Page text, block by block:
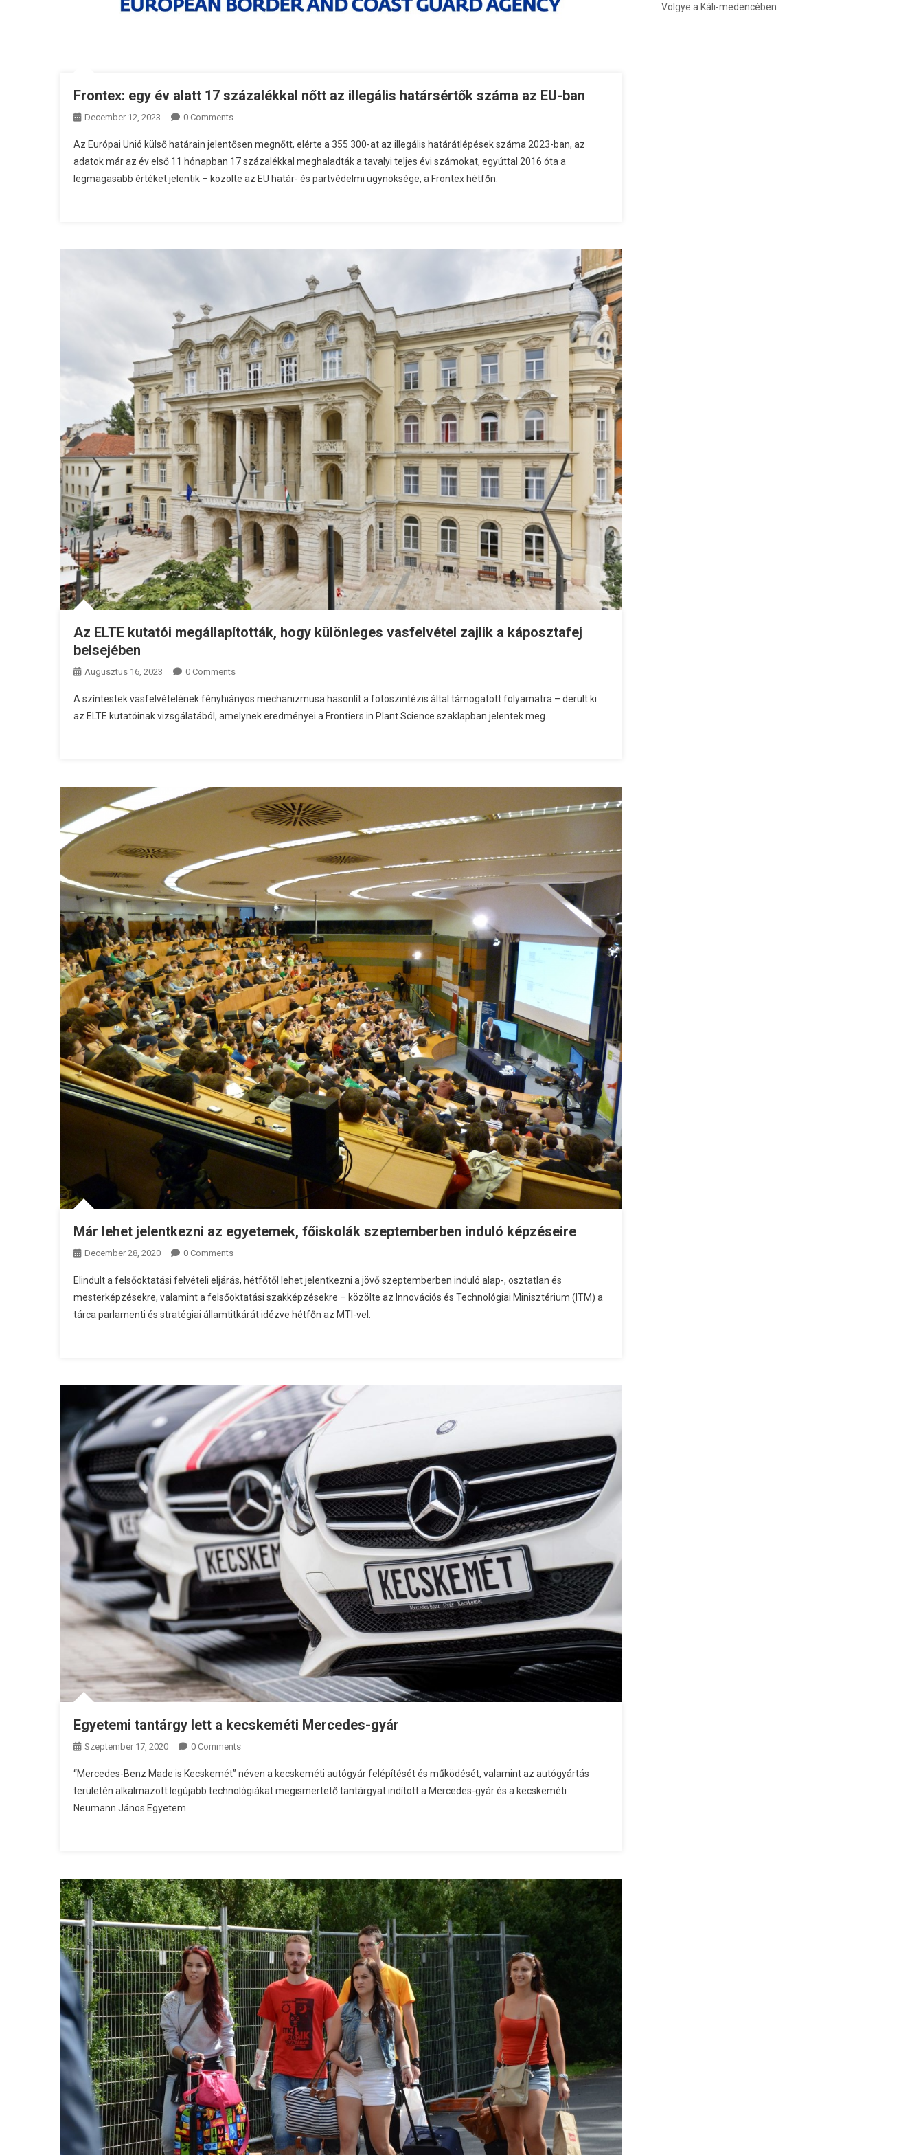
Frontex: egy év alatt 17 százalékkal nőtt az illegális határsértők száma az EU-ban
December 12, 2023 0 Comments
Az Európai Unió külső határain jelentősen megnőtt, elérte a 355 300-at az illegális határátlépések száma 2023-ban, az
adatok már az év első 11 hónapban 17 százalékkal meghaladták a tavalyi teljes évi számokat, egyúttal 2016 óta a
legmagasabb értéket jelentik – közölte az EU határ- és partvédelmi ügynöksége, a Frontex hétfőn.
Az ELTE kutatói megállapították, hogy különleges vasfelvétel zajlik a káposztafej
belsejében
Augusztus 16, 2023 0 Comments
A színtestek vasfelvételének fényhiányos mechanizmusa hasonlít a fotoszintézis által támogatott folyamatra – derült ki
az ELTE kutatóinak vizsgálatából, amelynek eredményei a Frontiers in Plant Science szaklapban jelentek meg.
Már lehet jelentkezni az egyetemek, főiskolák szeptemberben induló képzéseire
December 28, 2020 0 Comments
Elindult a felsőoktatási felvételi eljárás, hétfőtől lehet jelentkezni a jövő szeptemberben induló alap-, osztatlan és
mesterképzésekre, valamint a felsőoktatási szakképzésekre – közölte az Innovációs és Technológiai Minisztérium (ITM) a
tárca parlamenti és stratégiai államtitkárát idézve hétfőn az MTI-vel.
Egyetemi tantárgy lett a kecskeméti Mercedes-gyár
Szeptember 17, 2020 0 Comments
“Mercedes-Benz Made is Kecskemét” néven a kecskeméti autógyár felépítését és működését, valamint az autógyártás
területén alkalmazott legújabb technológiákat megismertető tantárgyat indított a Mercedes-gyár és a kecskeméti
Neumann János Egyetem.
Völgye a Káli-medencében